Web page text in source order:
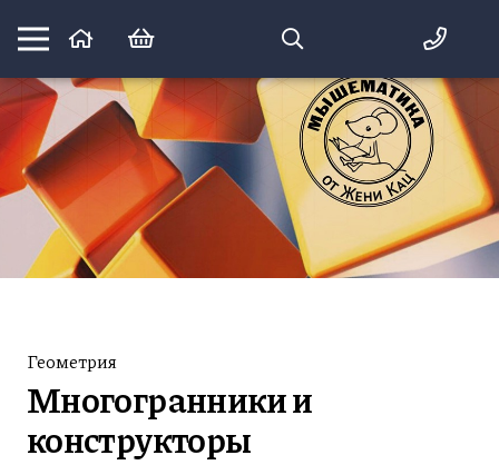
Математика вприпрыжку:
идеи и игры для детей и их родителей
Геометрия
Многогранники и
конструкторы